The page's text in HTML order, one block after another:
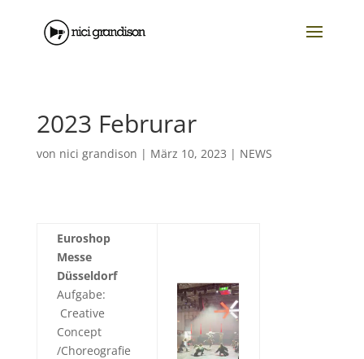
2023 Februrar
von nici grandison | März 10, 2023 | NEWS
Euroshop
Messe
Düsseldorf
Aufgabe:
Creative
Concept
/Choreografie